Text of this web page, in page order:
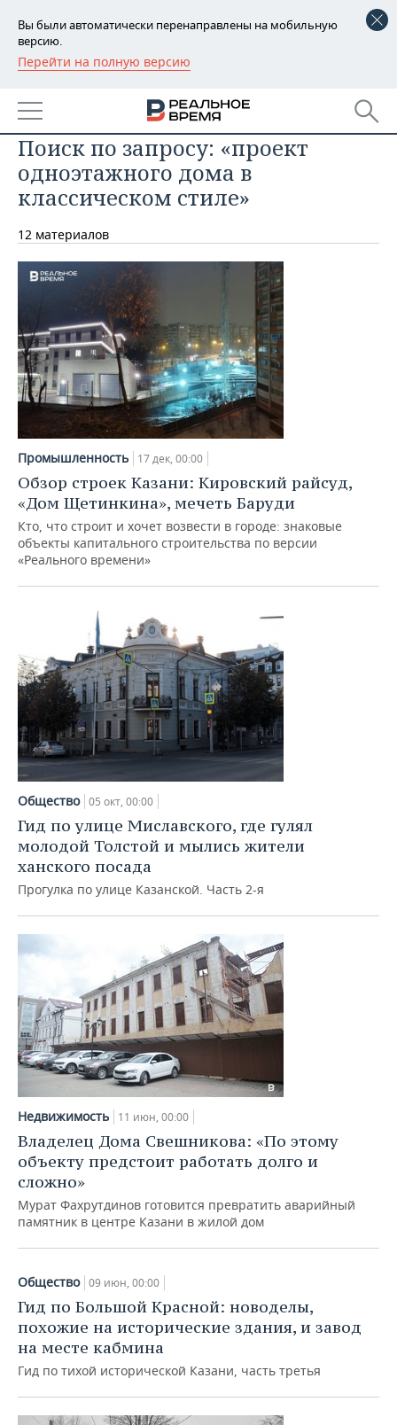
Вы были автоматически перенаправлены на мобильную
версию.
Перейти на полную версию
РЕГИОНЫ
БАШКОРТОСТАН
ТАТАРСТАН
УДМУРТИЯ
НОВОСТИ
АНАЛИТИКА
НОВОСТИ АНАЛИТИКИ
ДЕКЛАРАЦИИ О ДОХОДАХ
КОРОЛИ ГОСЗАКАЗА ПФО
ВУЗЫ ТАТАРСТАНА
КОМУ ПРИНАДЛЕЖАТ
ТОРГОВЫЕ ЦЕНТРЫ
ТАТАРСТАНА
ЭКОНОМИКА
НОВОСТИ ЭКОНОМИКИ
ФИНАНСЫ
БЮДЖЕТ
ИНВЕСТИЦИИ
ПРОМЫШЛЕННОСТЬ
НОВОСТИ
ПРОМЫШЛЕННОСТИ
АГРОПРОМ
МАШИНОСТРОЕНИЕ
НЕФТЕХИМИЯ
НЕФТЬ
ОПК
ЭНЕРГЕТИКА
НЕДВИЖИМОСТЬ
НОВОСТИ НЕДВИЖИМОСТИ
НОВОСТИ АВТО
БИЗНЕС
НОВОСТИ БИЗНЕСА
РОЗНИЧНАЯ ТОРГОВЛЯ
ТРАНСПОРТ
УСЛУГИ
ТЕХНОЛОГИИ
НОВОСТИ ТЕХНОЛОГИЙ
IT
МЕДИА
ТЕЛЕКОММУНИКАЦИИ
МЕРОПРИЯТИЯ
НОВОСТИ МЕРОПРИЯТИЙ
ВЫЕЗДНАЯ РЕДАКЦИЯ
БИЗНЕС-БРАНЧИ
ОТКРЫТАЯ ЛЕКЦИЯ
НОВОСТИ СПОРТА
ФУТБОЛ
БАСКЕТБОЛ
ВОЛЕЙБОЛ
КИБЕРСПОРТ
ФИГУРНОЕ КАТАНИЕ
ВОДНЫЕ ВИДЫ СПОРТА
ХОККЕЙ С МЯЧОМ
ОБЩЕСТВО
НОВОСТИ ОБЩЕСТВА
ИНФРАСТРУКТУРА
ИСТОРИЯ
КУЛЬТУРА
МЕДИЦИНА
ОБРАЗОВАНИЕ
ПРОИСШЕСТВИЯ
ФОТОГАЛЕРЕЯ
СПРАВОЧНИК
СПИСОК ПЕРСОН
СПИСОК КОМПАНИЙ
ПОЛНАЯ ВЕРСИЯ
Поиск по запросу: «проект
одноэтажного дома в
классическом стиле»
12 материалов
Промышленность 17 дек, 00:00
Обзор строек Казани: Кировский райсуд,
«Дом Щетинкина», мечеть Баруди
Кто, что строит и хочет возвести в городе: знаковые
объекты капитального строительства по версии
«Реального времени»
Общество 05 окт, 00:00
Гид по улице Миславского, где гулял
молодой Толстой и мылись жители
ханского посада
Прогулка по улице Казанской. Часть 2-я
Недвижимость 11 июн, 00:00
Владелец Дома Свешникова: «По этому
объекту предстоит работать долго и
сложно»
Мурат Фахрутдинов готовится превратить аварийный
памятник в центре Казани в жилой дом
Общество 09 июн, 00:00
Гид по Большой Красной: новоделы,
похожие на исторические здания, и завод
на месте кабмина
Гид по тихой исторической Казани, часть третья